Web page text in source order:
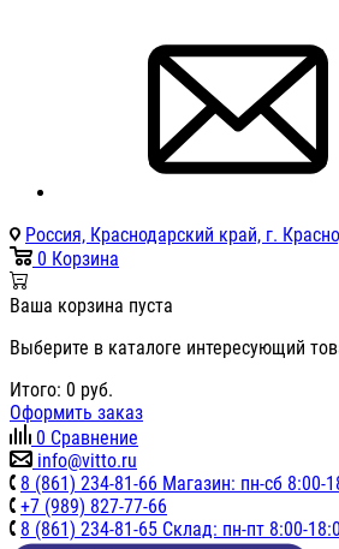
Россия, Краснодарский край, г.
0 Корзина
Ваша корзина пуста
Выберите в каталоге интересующий
Итого: 0 руб.
Оформить заказ
0 Сравнение
info@vitto.ru
8 (861) 234-81-66 Магазин: пн-сб 8:00-
+7 (989) 827-77-66
8 (861) 234-81-65 Склад: пн-пт 8:00-